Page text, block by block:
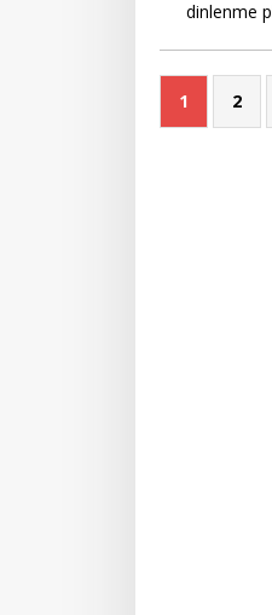
dinlenme
1 2